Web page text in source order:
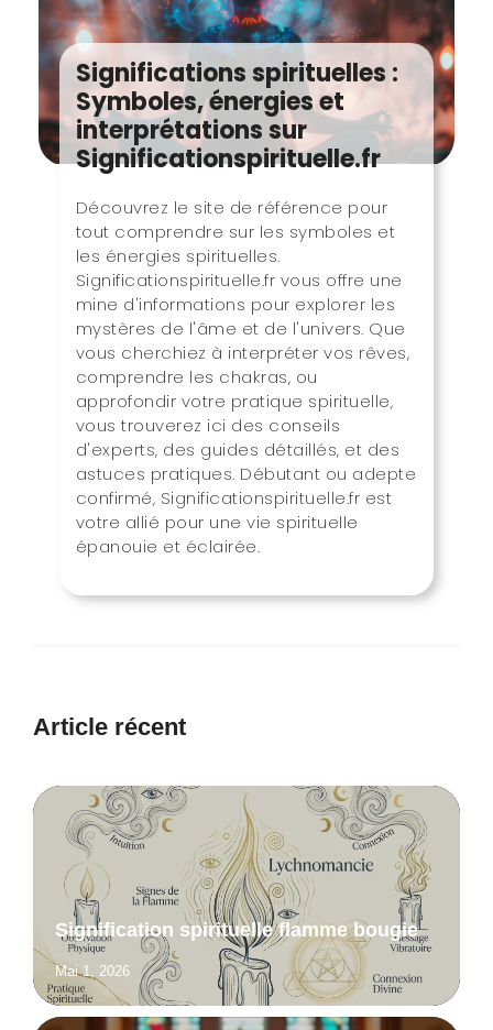
Significations spirituelles :
Symboles, énergies et
interprétations sur
Significationspirituelle.fr
Découvrez le site de référence pour
tout comprendre sur les symboles et
les énergies spirituelles.
Significationspirituelle.fr vous offre une
mine d'informations pour explorer les
mystères de l'âme et de l'univers. Que
vous cherchiez à interpréter vos rêves,
comprendre les chakras, ou
approfondir votre pratique spirituelle,
vous trouverez ici des conseils
d'experts, des guides détaillés, et des
astuces pratiques. Débutant ou adepte
confirmé, Significationspirituelle.fr est
votre allié pour une vie spirituelle
épanouie et éclairée.
Article récent
Signification spirituelle flamme bougie
Mai 1, 2026